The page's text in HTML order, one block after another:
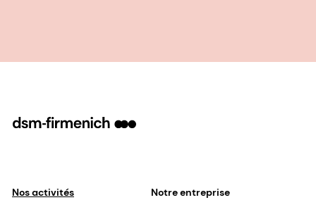
Nos activités Notre entreprise